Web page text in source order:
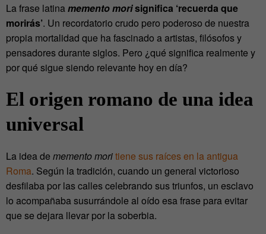
La frase latinamemento morisignifica ‘recuerda que
morirás’. Un recordatorio crudo pero poderoso de nuestra
propia mortalidad que ha fascinado a artistas, filósofos y
pensadores durante siglos. Pero ¿qué significa realmente y
por qué sigue siendo relevante hoy en día?
El origen romano de una idea
universal
La idea de memento moritiene sus raíces en la antigua
Roma. Según la tradición, cuando un general victorioso
desfilaba por las calles celebrando sus triunfos, un esclavo
lo acompañaba susurrándole al oído esa frase para evitar
que se dejara llevar por la soberbia.